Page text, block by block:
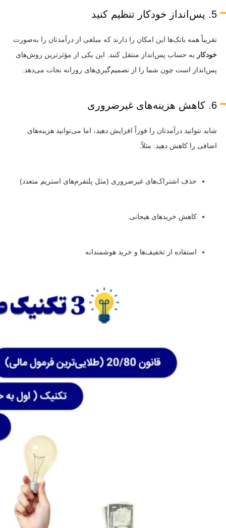
5. پس‌انداز خودکار تنظیم کنید
تقریباً همه بانک‌ها این امکان را دارند که مبلغی از درآمدتان را به‌صورت
خودکار به حساب پس‌انداز منتقل کنند. این یکی از مؤثرترین روش‌های
پس‌انداز است چون شما را از تصمیم‌گیری‌های روزانه نجات می‌دهد.
6. کاهش هزینه‌های غیرضروری
شاید نتوانید درآمدتان را فوراً افزایش دهید، اما می‌توانید هزینه‌های
اضافی را کاهش دهید. مثلاً:
حذف اشتراک‌های غیرضروری (مثل پلتفرم‌های استریم متعدد)
کاهش خریدهای هیجانی
استفاده از تخفیف‌ها و خرید هوشمندانه